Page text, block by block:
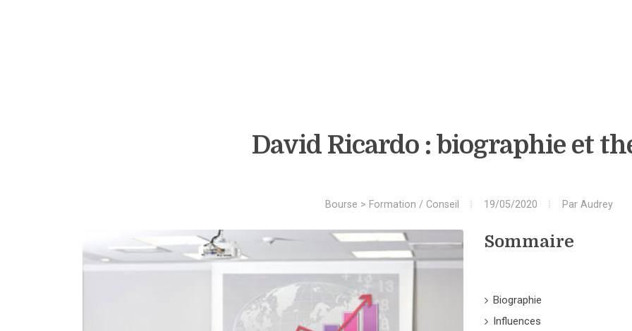
David Ricardo : biographie et
Bourse > Formation / Conseil 19/05/2020 Par Audrey
Sommaire
Biographie
Influences